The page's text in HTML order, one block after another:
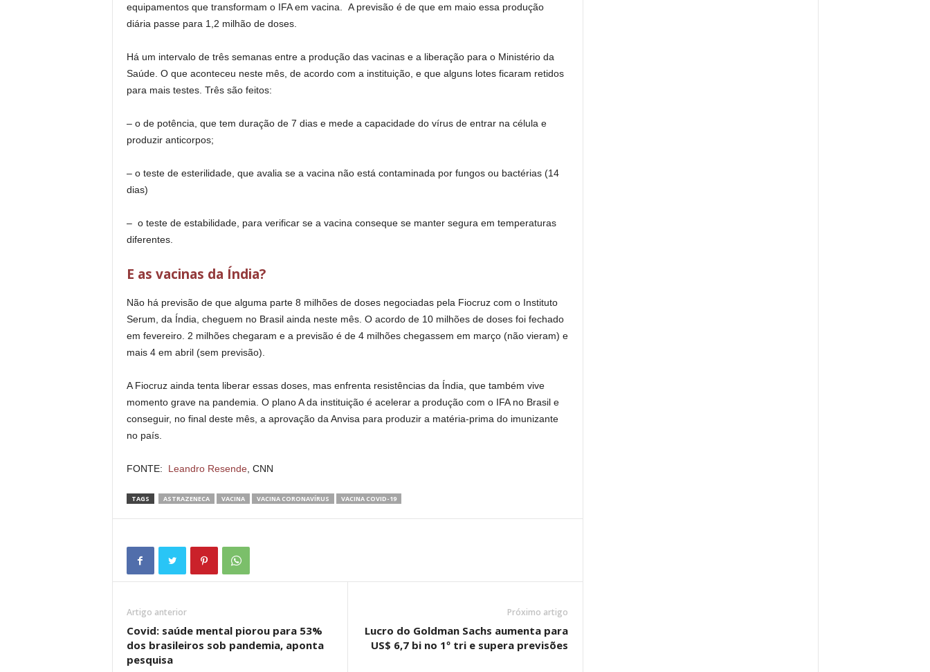
equipamentos que transformam o IFA em vacina. A previsão é de que em maio essa produção
diária passe para 1,2 milhão de doses.
Há um intervalo de três semanas entre a produção das vacinas e a liberação para o Ministério da
Saúde. O que aconteceu neste mês, de acordo com a instituição, e que alguns lotes ficaram retidos
para mais testes. Três são feitos:
– o de potência, que tem duração de 7 dias e mede a capacidade do vírus de entrar na célula e
produzir anticorpos;
– o teste de esterilidade, que avalia se a vacina não está contaminada por fungos ou bactérias (14
dias)
– o teste de estabilidade, para verificar se a vacina conseque se manter segura em temperaturas
diferentes.
E as vacinas da Índia?
Não há previsão de que alguma parte 8 milhões de doses negociadas pela Fiocruz com o Instituto
Serum, da Índia, cheguem no Brasil ainda neste mês. O acordo de 10 milhões de doses foi fechado
em fevereiro. 2 milhões chegaram e a previsão é de 4 milhões chegassem em março (não vieram) e
mais 4 em abril (sem previsão).
A Fiocruz ainda tenta liberar essas doses, mas enfrenta resistências da Índia, que também vive
momento grave na pandemia. O plano A da instituição é acelerar a produção com o IFA no Brasil e
conseguir, no final deste mês, a aprovação da Anvisa para produzir a matéria-prima do imunizante
no país.
FONTE: Leandro Resende, CNN
TAGS ASTRAZENECA VACINA VACINA CORONAVÍRUS VACINA COVID-19
Artigo anterior
Covid: saúde mental piorou para 53%
dos brasileiros sob pandemia, aponta
pesquisa
Próximo artigo
Lucro do Goldman Sachs aumenta para
US$ 6,7 bi no 1º tri e supera previsões